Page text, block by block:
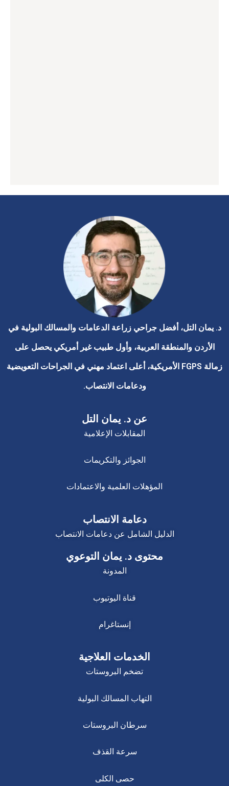
د. يمان التل، أفضل جراحي زراعة الدعامات والمسالك البولية في
الأردن والمنطقة العربية، وأول طبيب غير أمريكي يحصل على
زمالة FGPS الأمريكية، أعلى اعتماد مهني في الجراحات التعويضية
ودعامات الانتصاب.
عن د. يمان التل
المقابلات الإعلامية
الجوائز والتكريمات
المؤهلات العلمية والاعتمادات
دعامة الانتصاب
الدليل الشامل عن دعامات الانتصاب
محتوى د. يمان التوعوي
المدونة
قناة اليوتيوب
إنستاغرام
الخدمات العلاجية
تضخم البروستات
التهاب المسالك البولية
سرطان البروستات
سرعة القذف
حصى الكلى